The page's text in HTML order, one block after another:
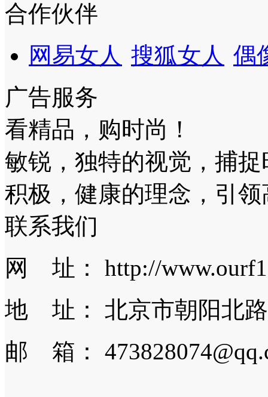
合作伙伴
网易女人 搜狐女人 偶
广告服务
看精品，购时尚！
敏锐，独特的视觉，捕
积极，健康的理念，引
联系我们
网 址： http://
地 址： 北京市朝阳北
邮 箱：